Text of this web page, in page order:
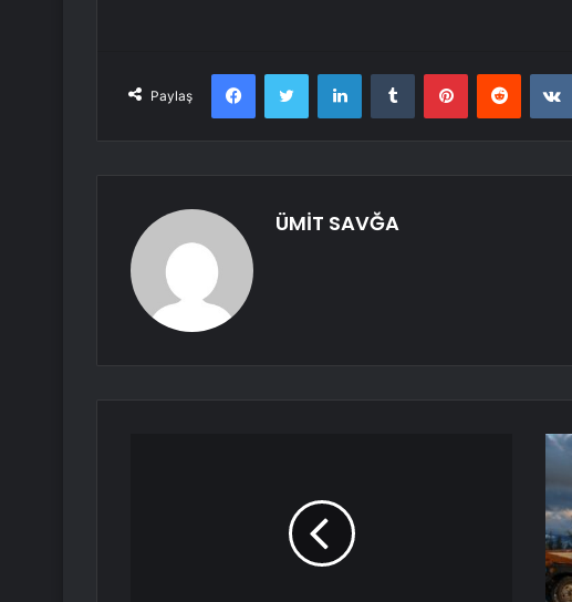
Paylaş
FacebookTwitter LinkedInTumblr PinterestReddit
ÜMİT SAVĞA